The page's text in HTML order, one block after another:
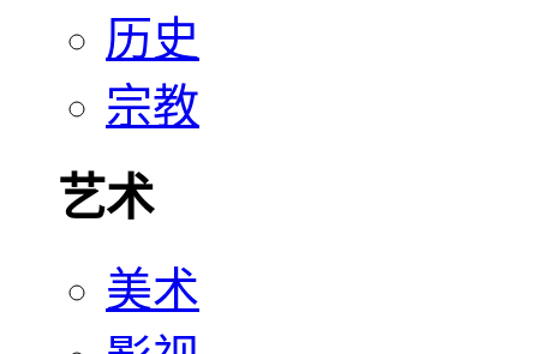
历史
宗教
艺术
美术